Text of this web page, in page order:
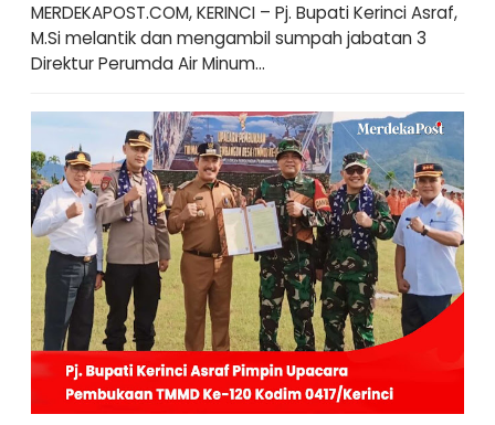
MERDEKAPOST.COM, KERINCI – Pj. Bupati Kerinci Asraf,
M.Si melantik dan mengambil sumpah jabatan 3
Direktur Perumda Air Minum...